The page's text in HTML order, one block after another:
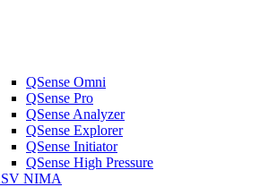
QSense Omni
QSense Pro
QSense Analyzer
QSense Explorer
QSense Initiator
QSense High Pressure
NIMA